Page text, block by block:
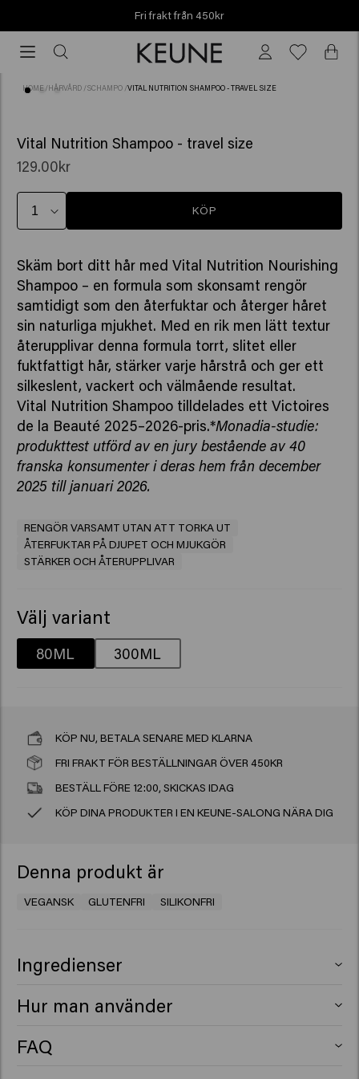
Fri frakt från 450kr
frakt
frånHOME /HÅRVÅRD /SCHAMPO /VITAL NUTRITION SHAMPOO - TRAVEL SIZE
Vital Nutrition Shampoo - travel size
129.00kr
KÖP
Skäm bort ditt hår med Vital Nutrition Nourishing
Shampoo – en formula som skonsamt rengör
samtidigt som den återfuktar och återger håret
sin naturliga mjukhet. Med en rik men lätt textur
återupplivar denna formula torrt, slitet eller
fuktfattigt hår, stärker varje hårstrå och ger ett
silkeslent, vackert och välmående resultat.
Vital Nutrition Shampoo tilldelades ett Victoires
de la Beauté 2025–2026-pris.*Monadia-studie:
produkttest utförd av en jury bestående av 40
franska konsumenter i deras hem från december
2025 till januari 2026.
RENGÖR VARSAMT UTAN ATT TORKA UT
ÅTERFUKTAR PÅ DJUPET OCH MJUKGÖR
STÄRKER OCH ÅTERUPPLIVAR
Välj variant
80ML 300ML
KÖP NU, BETALA SENARE MED KLARNA
FRI FRAKT FÖR BESTÄLLNINGAR ÖVER 450KR
BESTÄLL FÖRE 12:00, SKICKAS IDAG
KÖP DINA PRODUKTER I EN KEUNE-SALONG NÄRA DIG
Denna produkt är
VEGANSK GLUTENFRI SILIKONFRI
Ingredienser
Disodium Cocoamphodiacetate, Cocamidopropyl
PEG-200 Hydrogenated Glyceryl Palmate, PEG-40
Hur man använder
Upprepa vid behov
FAQ
What is a hydrating shampoo?